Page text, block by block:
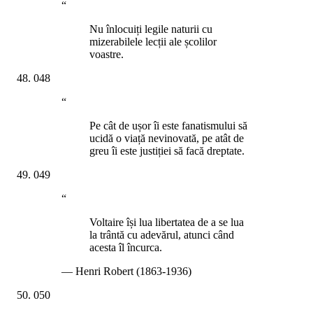
“
Nu înlocuiți legile naturii cu
mizerabilele lecții ale școlilor
voastre.
048
“
Pe cât de ușor îi este fanatismului să
ucidă o viață nevinovată, pe atât de
greu îi este justiției să facă dreptate.
049
“
Voltaire își lua libertatea de a se lua
la trântă cu adevărul, atunci când
acesta îl încurca.
— Henri Robert (1863-1936)
050